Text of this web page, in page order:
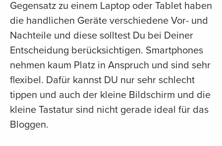
Gegensatz zu einem Laptop oder Tablet haben
die handlichen Geräte verschiedene Vor- und
Nachteile und diese solltest Du bei Deiner
Entscheidung berücksichtigen. Smartphones
nehmen kaum Platz in Anspruch und sind sehr
flexibel. Dafür kannst DU nur sehr schlecht
tippen und auch der kleine Bildschirm und die
kleine Tastatur sind nicht gerade ideal für das
Bloggen.